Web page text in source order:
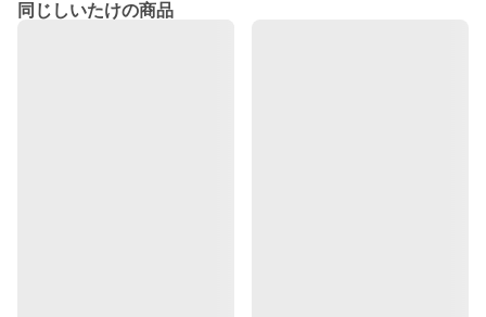
同じしいたけの商品